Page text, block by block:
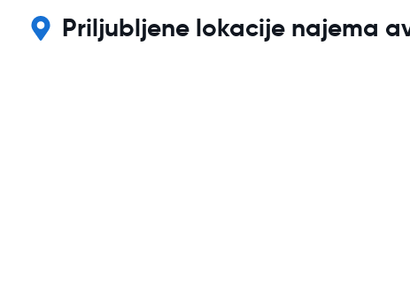
Priljubljene lokacije najema